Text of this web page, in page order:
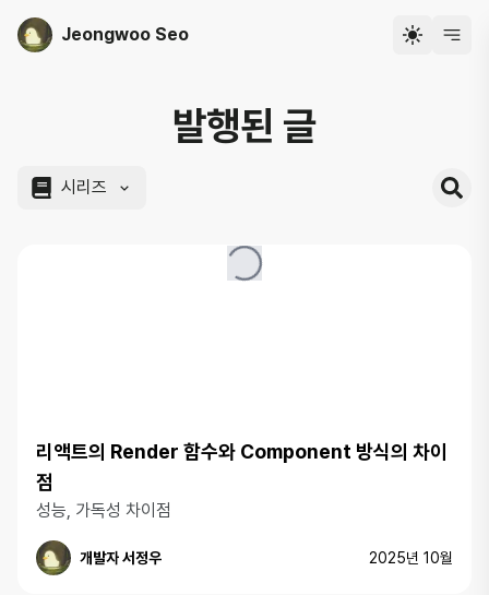
Jeongwoo Seo
발행된 글
시리즈
리액트의 Render 함수와 Component 방식의 차이
점
성능, 가독성 차이점
개발자 서정우 2025년 10월